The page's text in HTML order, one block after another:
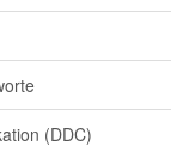
(DDC)